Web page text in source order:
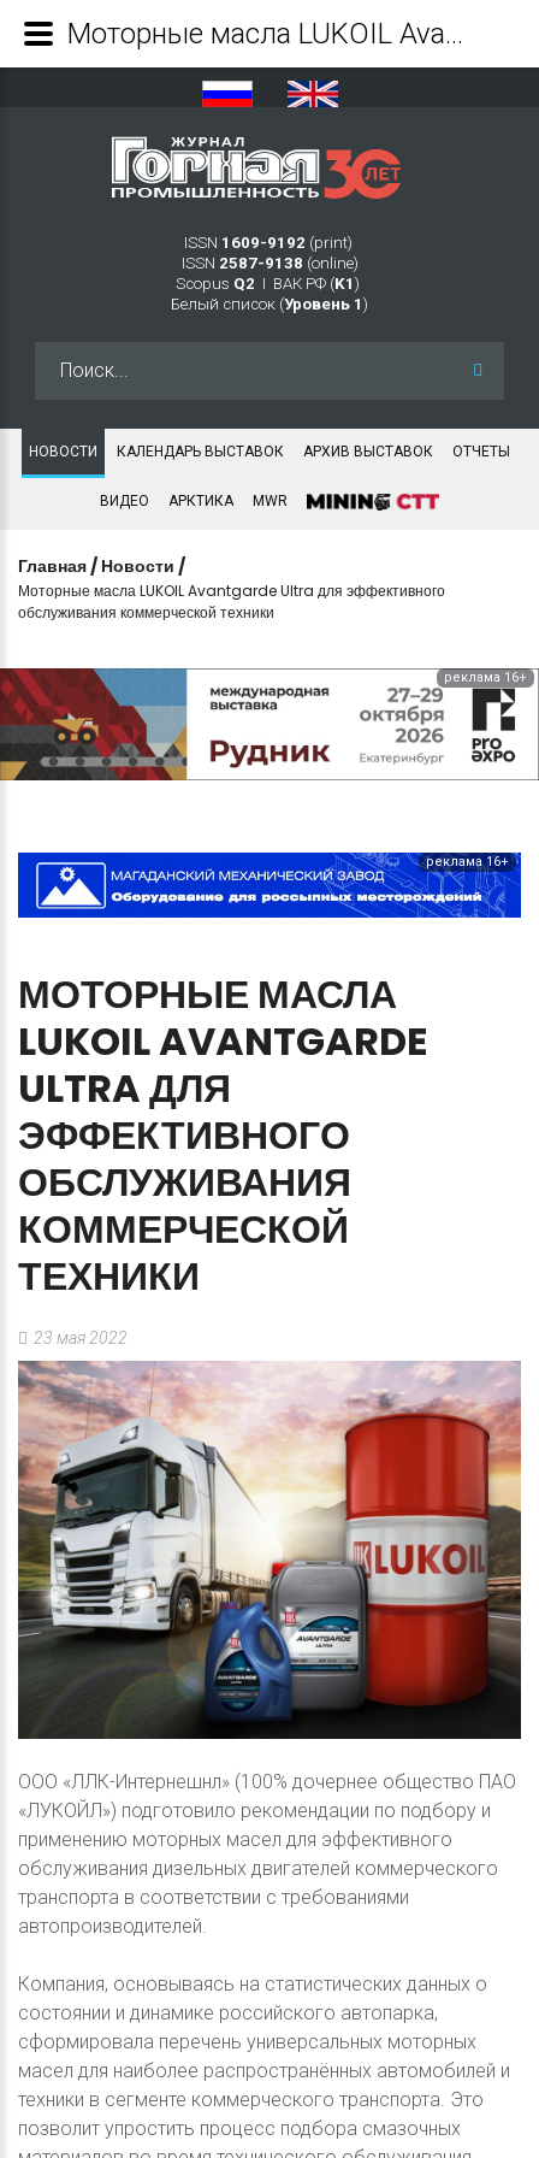
ISSN 1609-9192 (print)
ISSN 2587-9138 (online)
Scopus Q2 Ι ВАК РФ (K1 )
Белый список (Уровень 1 )
НОВОСТИ КАЛЕНДАРЬ ВЫСТАВОК АРХИВ ВЫСТАВОК ОТЧЕТЫ
ВИДЕО АРКТИКА MWR
Главная / Новости /
Моторные масла LUKOIL Avantgarde Ultra для эффективного
обслуживания коммерческой техники
реклама 16+
реклама 16+
МОТОРНЫЕ МАСЛА
LUKOILAVANTGARDE
ULTRAДЛЯ
ЭФФЕКТИВНОГО
ОБСЛУЖИВАНИЯ
КОММЕРЧЕСКОЙ
ТЕХНИКИ
23 мая 2022
ООО «ЛЛК-Интернешнл» (100% дочернее общество ПАО
«ЛУКОЙЛ») подготовило рекомендации по подбору и
применению моторных масел для эффективного
обслуживания дизельных двигателей коммерческого
транспорта в соответствии с требованиями
автопроизводителей.
Компания, основываясь на статистических данных о
состоянии и динамике российского автопарка,
сформировала перечень универсальных моторных
масел для наиболее распространённых автомобилей и
техники в сегменте коммерческого транспорта. Это
позволит упростить процесс подбора смазочных
Моторные масла LUKOIL Avantgarde Ultra для эффективного обслуживания коммерческой техники - Журнал Горная промышленность